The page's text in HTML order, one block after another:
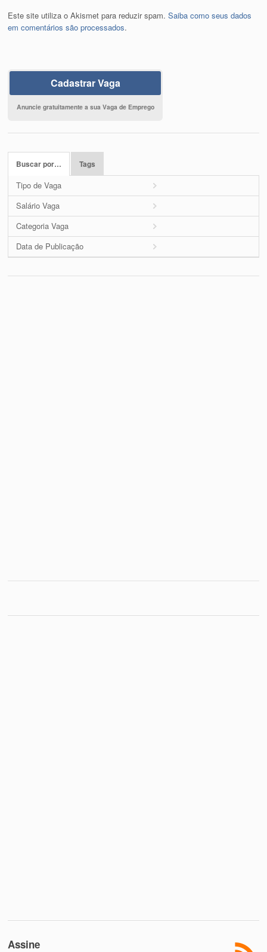
Este site utiliza o Akismet para reduzir spam.Saiba como seus dados
em comentários são processados.
Cadastrar Vaga
Anuncie gratuitamente a sua Vaga de Emprego
Buscar por… Tags
Tipo de Vaga
Salário Vaga
Categoria Vaga
Data de Publicação
Assine